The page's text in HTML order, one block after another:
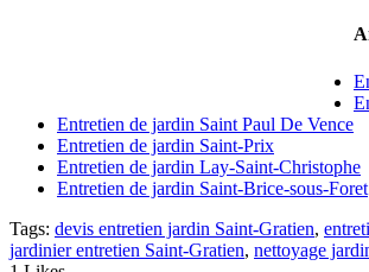
Entretien de jardin Saint Paul De Vence
Entretien de jardin Saint-Prix
Entretien de jardin Lay-Saint-Christophe
Entretien de jardin Saint-Brice-sous-Foret
Tags: devis entretien jardin Saint-Gratien,
jardinier entretien Saint-Gratien, nettoyage